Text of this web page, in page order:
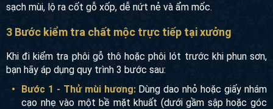
sạch mùi, lộ ra cốt gỗ xốp, dễ nứt nẻ và ẩm mốc.
3 Bước kiểm tra chất mộc trực tiếp tại xưởng
Khi đi kiểm tra phôi gỗ thô hoặc phôi lót trước khi phun sơn,
bạn hãy áp dụng quy trình 3 bước sau:
Bước 1 - Thử mùi hương:Dùng dao nhỏ hoặc giấy nhám
cạo nhẹ vào một bề mặt khuất (dưới gầm sập hoặc góc